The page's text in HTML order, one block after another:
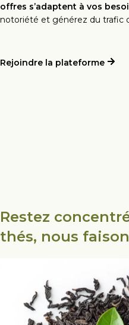
offres s’adaptent à vos
notoriété et générez du trafic
Rejoindre la plateforme
Restez
thés, nous